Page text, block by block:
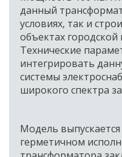
данный
условиях, так и
объектах городской
Технические
интегрировать
системы
широкого спектра
Модель
герметичном